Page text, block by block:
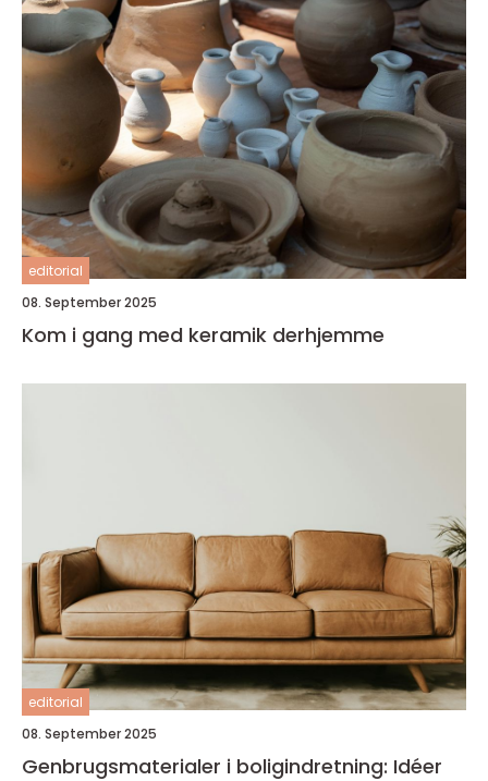
editorial
08. September 2025
Kom i gang med keramik derhjemme
editorial
08. September 2025
Genbrugsmaterialer i boligindretning: Idéer